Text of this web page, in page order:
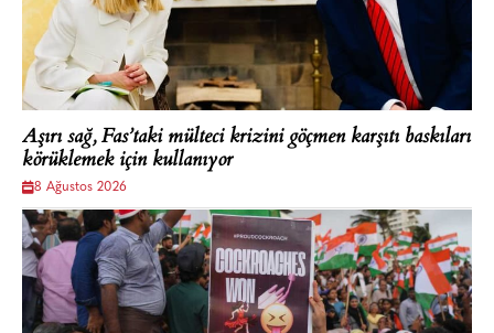
Aşırı sağ, Fas’taki mülteci krizini göçmen karşıtı baskıları
körüklemek için kullanıyor
8 Ağustos 2026